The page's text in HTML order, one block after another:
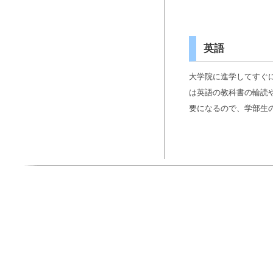
英語
大学院に進学してすぐ
は英語の教科書の輪読
要になるので、学部生